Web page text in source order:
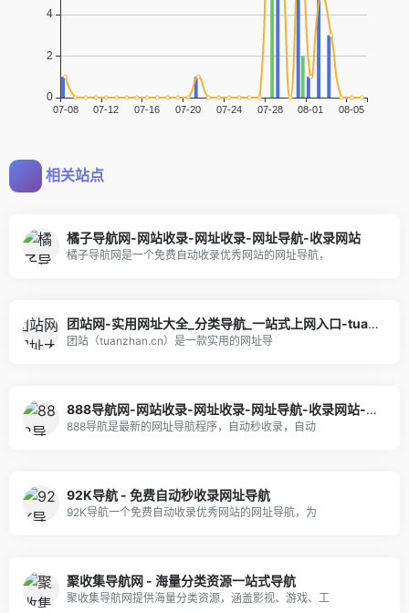
相关站点
橘子导航网-网站收录-网址收录-网址导航-收录网站
橘子导航网是一个免费自动收录优秀网站的网址导航，
团站网-实用网址大全_分类导航_一站式上网入口-tuanzhan.cn
团站（tuanzhan.cn）是一款实用的网址导
888导航网-网站收录-网址收录-网址导航-收录网站-自助广告系统
888导航是最新的网址导航程序，自动秒收录，自动
92K导航 - 免费自动秒收录网址导航
92K导航一个免费自动收录优秀网站的网址导航，为
聚收集导航网 - 海量分类资源一站式导航
聚收集导航网提供海量分类资源，涵盖影视、游戏、工